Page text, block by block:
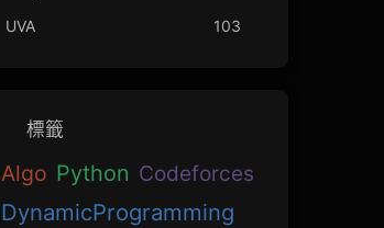
UVA
103
標籤
Algo Python Codeforces
DynamicProgramming